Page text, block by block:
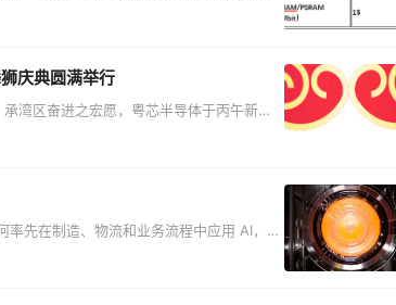
使旧制程存储产品面临不可逆式退出。 以
庆典圆满举行
湾区奋进之宏愿，粤芯半导体于丙午新春
日不惟迎春，更在迎势——迎技术突破之
先在制造、物流和业务流程中应用 AI，并
技术方面绝不仅限于空谈。公司将数据分